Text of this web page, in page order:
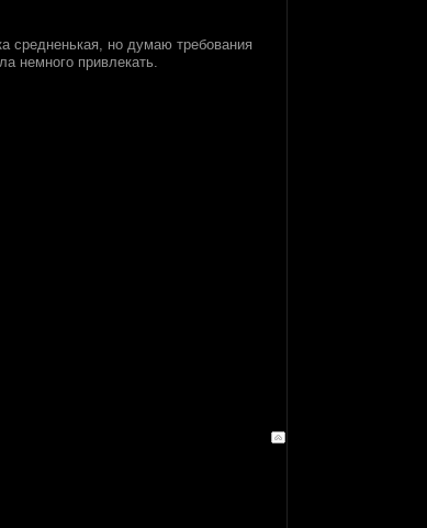
средненькая, но думаю требования
немного привлекать.